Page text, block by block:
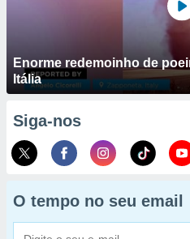
Enorme redemoinho de
Itália
Siga-nos
O tempo no seu email